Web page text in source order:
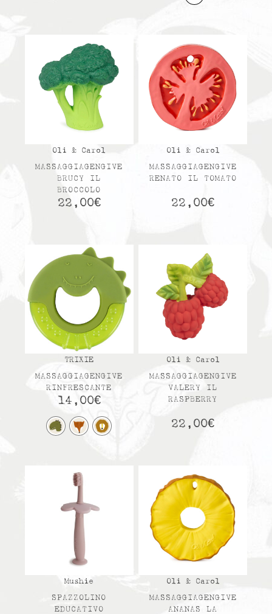
Oli & Carol
MASSAGGIAGENGIVE
BRUCY IL
BROCCOLO
22,00€
Oli & Carol
MASSAGGIAGENGIVE
RENATO IL TOMATO
22,00€
TRIXIE
MASSAGGIAGENGIVE
RINFRESCANTE
14,00€
Oli & Carol
MASSAGGIAGENGIVE
VALERY IL
RASPBERRY
22,00€
Mushie
SPAZZOLINO
EDUCATIVO
Oli & Carol
MASSAGGIAGENGIVE
ANANAS LA